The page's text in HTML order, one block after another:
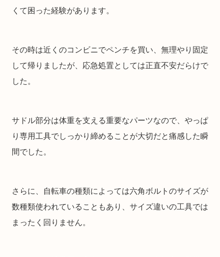
くて困った経験があります。
その時は近くのコンビニでペンチを買い、無理やり固定
して帰りましたが、応急処置としては正直不安だらけで
した。
サドル部分は体重を支える重要なパーツなので、やっぱ
り専用工具でしっかり締めることが大切だと痛感した瞬
間でした。
さらに、自転車の種類によっては六角ボルトのサイズが
数種類使われていることもあり、サイズ違いの工具では
まったく回りません。